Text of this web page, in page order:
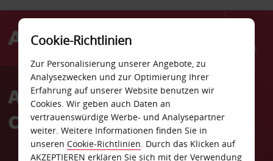
Menü
AvisAutovermietung Mesa Az
Country Inn
Cookie-Richtlinien
Zur Personalisierung unserer Angebote, zu
Analysezwecken und zur Optimierung Ihrer
Erfahrung auf unserer Website benutzen wir
Cookies. Wir geben auch Daten an
vertrauenswürdige Werbe- und Analysepartner
weiter. Weitere Informationen finden Sie in
unseren Cookie-Richtlinien. Durch das Klicken auf
AKZEPTIEREN erklären Sie sich mit der Verwendung